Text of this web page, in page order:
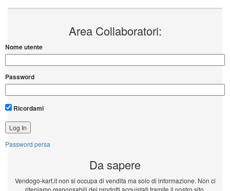
Area Collaboratori:
Nome utente
Password
Ricordami
Password persa
Da sapere
Vendogo-kart.it non si occupa di vendita ma solo di informazione. Non ci
riteniamo responsabili dei prodotti acquistati tramite il nostro sito.